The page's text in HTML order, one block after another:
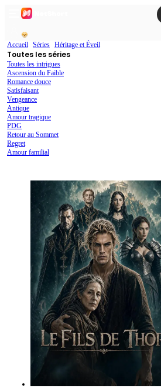
Accueil Séries Héritage et Éveil
Toutes les séries
Toutes les intrigues
Ascension du Faible
Romance douce
Satisfaisant
Vengeance
Antique
Amour tragique
PDG
Retour au Sommet
Regret
Amour familial